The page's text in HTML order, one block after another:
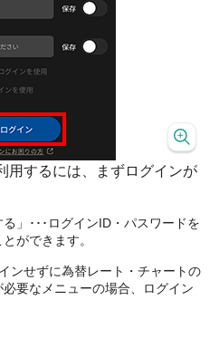
用するには、まずログインが
る」･･･ログインID・パスワードを
ができます。
ンせずに為替レート・チャートの
要なメニューの場合、ログイン